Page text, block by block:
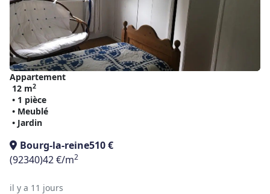
Appartement
12 m2
• 1 pièce
• Meublé
• Jardin
Bourg-la-reine510 €
(92340)42 €/m2
il y a 11 jours